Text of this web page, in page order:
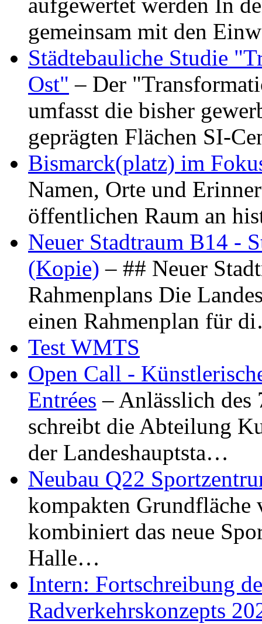
gemeinsam mit den
Städtebauliche Studie
Ost" – Der
umfasst die bisher
geprägten Flächen SI-
Bismarck(platz) im
Namen, Orte und
öffentlichen Raum an
Neuer Stadtraum B14 -
(Kopie) – ## Neuer
Rahmenplans Die
einen Rahmenplan für
Test WMTS
Open Call -
Entrées – Anlässlich
schreibt die Abteilung
der Landeshauptsta…
Neubau Q22
kompakten Grundfläche
kombiniert das neue
Halle…
Intern: Fortschreibung
Radverkehrskonzepts